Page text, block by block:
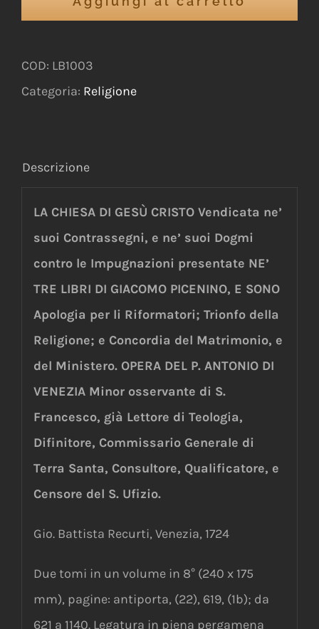
COD: LB1003
Categoria: Religione
Descrizione
LA CHIESA DI GESÙ CRISTO Vendicata ne’
suoi Contrassegni, e ne’ suoi Dogmi
contro le Impugnazioni presentate NE’
TRE LIBRI DI GIACOMO PICENINO, E SONO
Apologia per li Riformatori; Trionfo della
Religione; e Concordia del Matrimonio, e
del Ministero. OPERA DEL P. ANTONIO DI
VENEZIA Minor osservante di S.
Francesco, già Lettore di Teologia,
Difinitore, Commissario Generale di
Terra Santa, Consultore, Qualificatore, e
Censore del S. Ufizio.
Gio. Battista Recurti, Venezia, 1724
Due tomi in un volume in 8° (240 x 175
mm), pagine: antiporta, (22), 619, (1b); da
621 a 1140. Legatura in piena pergamena